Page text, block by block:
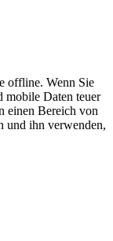
offline. Wenn Sie
mobile Daten teuer
einen Bereich von
und ihn verwenden,